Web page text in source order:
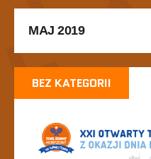
MAJ 2019
BEZ KATEGORII